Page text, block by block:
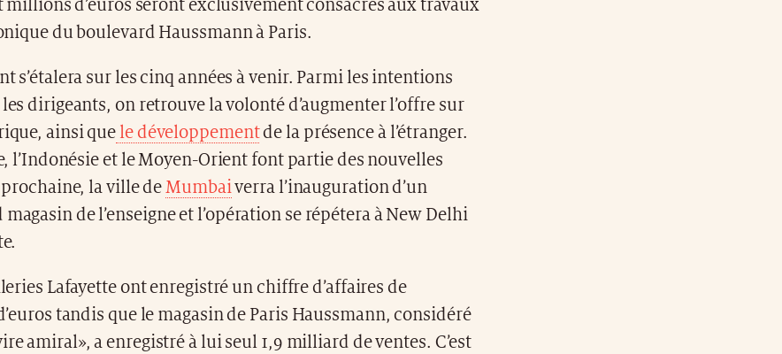
d’euros seront exclusivement consacrés aux travaux
du boulevard Haussmann à Paris.
s’étalera sur les cinq années à venir. Parmi les intentions
dirigeants, on retrouve la volonté d’augmenter l’offre sur
ainsi que le développementde la présence à l’étranger.
l’Indonésie et le Moyen-Orient font partie des nouvelles
prochaine, la ville deMumbaiverra l’inauguration d’un
de l’enseigne et l’opération se répétera à New Delhi
Lafayette ont enregistré un chiffre d’affaires de
tandis que le magasin de Paris Haussmann, considéré
amiral», a enregistré à lui seul 1,9 milliard de ventes. C’est